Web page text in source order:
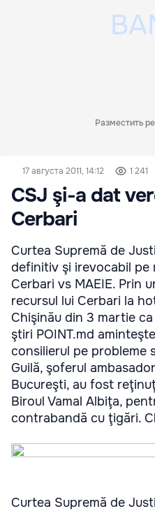
Разместить
17 августа 2011, 14:12 1 241
CSJ şi-a dat
Cerbari
Curtea Supremă de
definitiv şi irevocabil pe
Cerbari vs MAEIE. Prin
recursul lui Cerbari la
Chişinău din 3 martie
ştiri POINT.md
consilierul pe probleme
Guilă, şoferul
Bucureşti, au fost
Biroul Vamal Albiţa,
contrabandă cu ţigări.
Curtea Supremă de